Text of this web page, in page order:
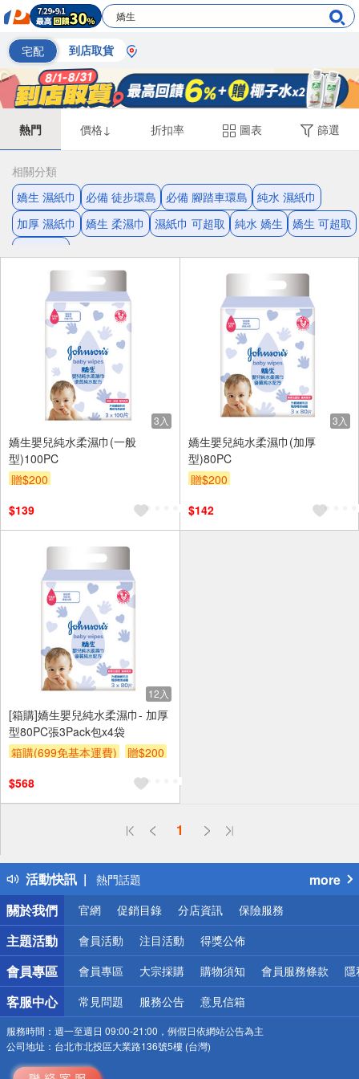
宅配 到店取貨
熱門 價格↓ 折扣率 圖表 篩選
相關分類
嬌生 濕紙巾
必備 徒步環島 必備 腳踏車環島
純水 濕紙巾
加厚 濕紙巾
嬌生 柔濕巾 濕紙巾 可超取 純水 嬌生
嬌生 可超取
3入
嬌生嬰兒純水柔濕巾(一般
型)100PC
贈$200
$139
3入
嬌生嬰兒純水柔濕巾(加厚
型)80PC
贈$200
$142
12入
[箱購]嬌生嬰兒純水柔濕巾- 加厚
型80PC張3Pack包x4袋
箱購(699免基本運費)
贈$200
$568
1
活動快訊
偏遠地區配送
得獎公告
熱門話題
銀行優惠
偏遠地區配送
詐騙網頁！請小心！
more
關於我們
官網 促銷目錄 分店資訊 保險服務
主題活動 會員活動 注目活動 得獎公佈
會員專區 會員專區 大宗採購 購物須知 會員服務條款 隱
客服中心 常見問題 服務公告 意見信箱
服務時間： 週一至週日 09:00-21:00，例假日依網站公告為主
公司地址： 台北市北投區大業路136號5樓 (台灣)